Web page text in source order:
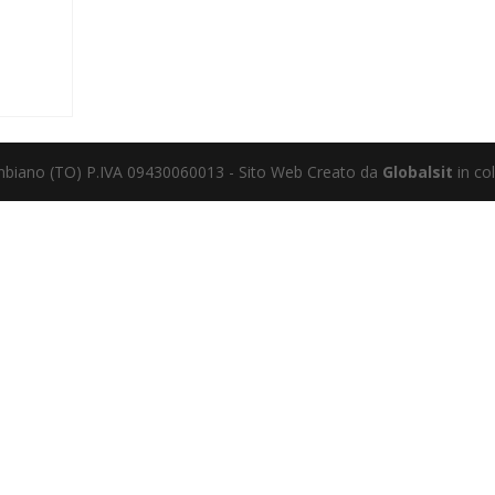
(TO) P.IVA 09430060013 - Sito Web Creato da Globalsit in